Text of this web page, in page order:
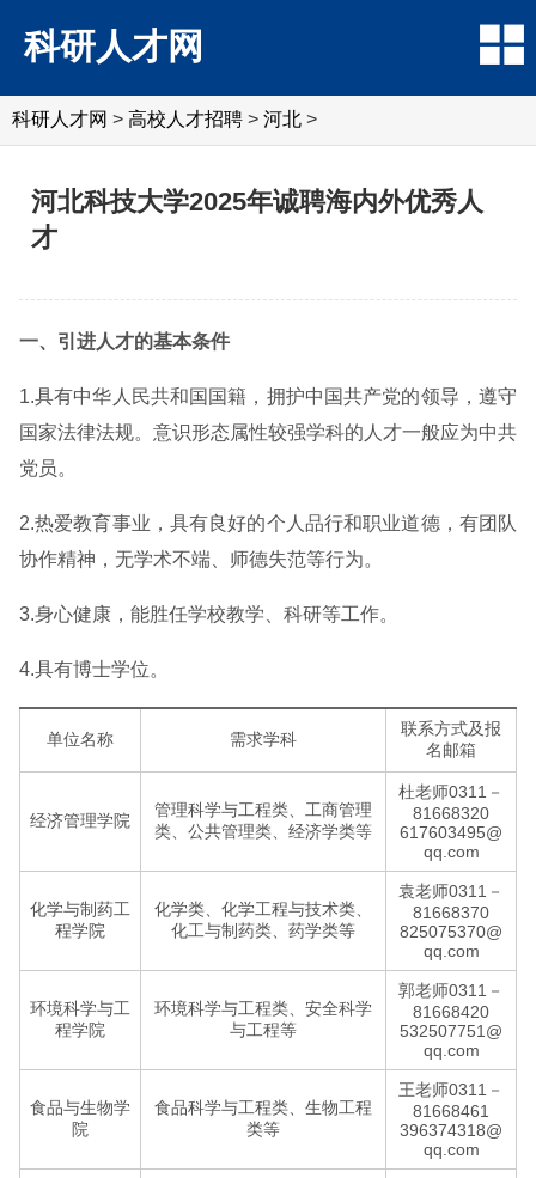
科研人才网
科研人才网 > 高校人才招聘 > 河北 >
河北科技大学2025年诚聘海内外优秀人
才
一、引进人才的基本条件
1.具有中华人民共和国国籍，拥护中国共产党的领导，遵守
国家法律法规。意识形态属性较强学科的人才一般应为中共
党员。
2.热爱教育事业，具有良好的个人品行和职业道德，有团队
协作精神，无学术不端、师德失范等行为。
3.身心健康，能胜任学校教学、科研等工作。
4.具有博士学位。
单位名称 需求学科
联系方式及报
名邮箱
经济管理学院
管理科学与工程类、工商管理
类、公共管理类、经济学类等
杜老师0311－
81668320
617603495@
qq.com
化学与制药工
程学院
化学类、化学工程与技术类、
化工与制药类、药学类等
袁老师0311－
81668370
825075370@
qq.com
环境科学与工
程学院
环境科学与工程类、安全科学
与工程等
郭老师0311－
81668420
532507751@
qq.com
食品与生物学
院
食品科学与工程类、生物工程
类等
王老师0311－
81668461
396374318@
qq.com